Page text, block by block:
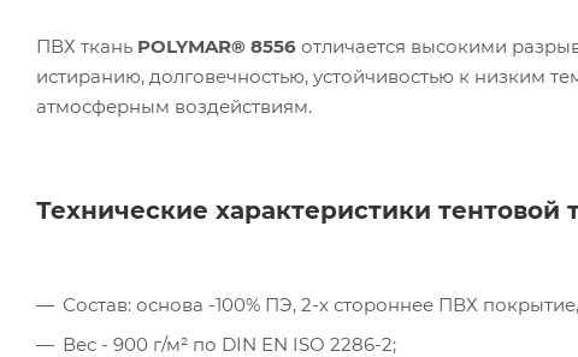
ПВХ ткань POLYMAR® 8556 отличается высокими
истиранию, долговечностью, устойчивостью к низким
атмосферным воздействиям.
Технические характеристики тентовой
Состав: основа -100% ПЭ, 2-х стороннее ПВХ
Вес - 900 г/м² по DIN EN ISO 2286-2;